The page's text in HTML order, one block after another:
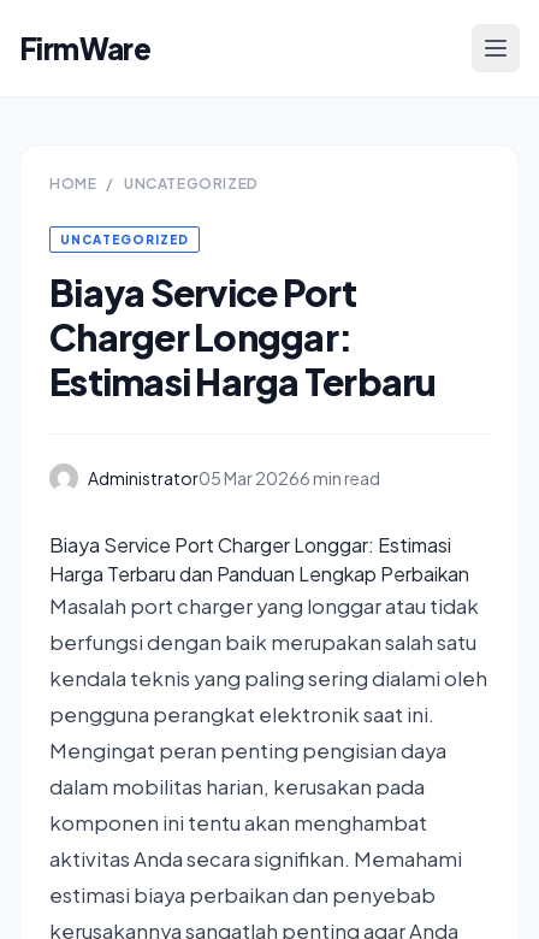
FirmWare
HOME / UNCATEGORIZED
UNCATEGORIZED
Biaya Service Port
Charger Longgar:
Estimasi Harga Terbaru
Administrator05 Mar 20266 min read
Biaya Service Port Charger Longgar: Estimasi
Harga Terbaru dan Panduan Lengkap Perbaikan
Masalah port charger yang longgar atau tidak
berfungsi dengan baik merupakan salah satu
kendala teknis yang paling sering dialami oleh
pengguna perangkat elektronik saat ini.
Mengingat peran penting pengisian daya
dalam mobilitas harian, kerusakan pada
komponen ini tentu akan menghambat
aktivitas Anda secara signifikan. Memahami
estimasi biaya perbaikan dan penyebab
kerusakannya sangatlah penting agar Anda